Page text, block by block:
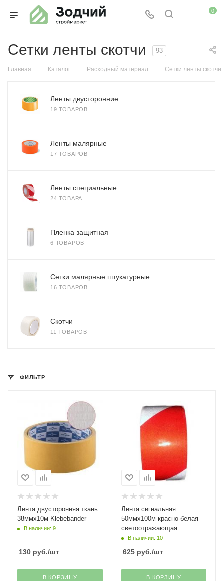
0
Сетки ленты скотчи 93
Главная — Каталог — Расходный материал — Сетки ленты скотчи
Ленты двусторонние
19 ТОВАРОВ
Ленты малярные
17 ТОВАРОВ
Ленты специальные
24 ТОВАРА
Пленка защитная
6 ТОВАРОВ
Сетки малярные штукатурные
16 ТОВАРОВ
Скотчи
11 ТОВАРОВ
ФИЛЬТР
Лента двусторонняя ткань
38ммх10м Klebebander
В наличии: 9
130 руб./шт
В КОРЗИНУ
Лента сигнальная
50ммх100м красно-белая
светоотражающая
В наличии: 10
625руб./шт
В КОРЗИНУ